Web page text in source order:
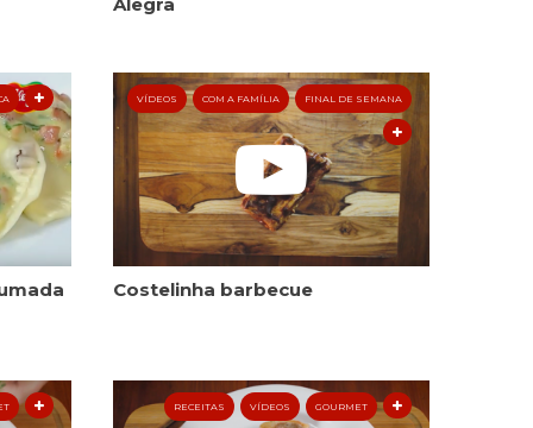
VÍDEOS COM A FAMÍLIA FINAL DE SEMANA
Costelinha barbecue
RECEITAS VÍDEOS GOURMET